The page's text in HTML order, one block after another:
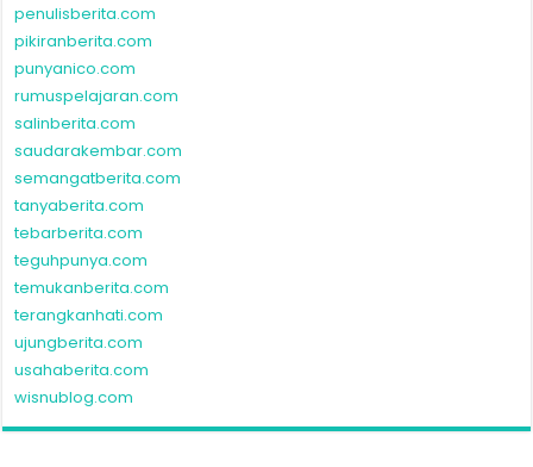
penulisberita.com
pikiranberita.com
punyanico.com
rumuspelajaran.com
salinberita.com
saudarakembar.com
semangatberita.com
tanyaberita.com
tebarberita.com
teguhpunya.com
temukanberita.com
terangkanhati.com
ujungberita.com
usahaberita.com
wisnublog.com